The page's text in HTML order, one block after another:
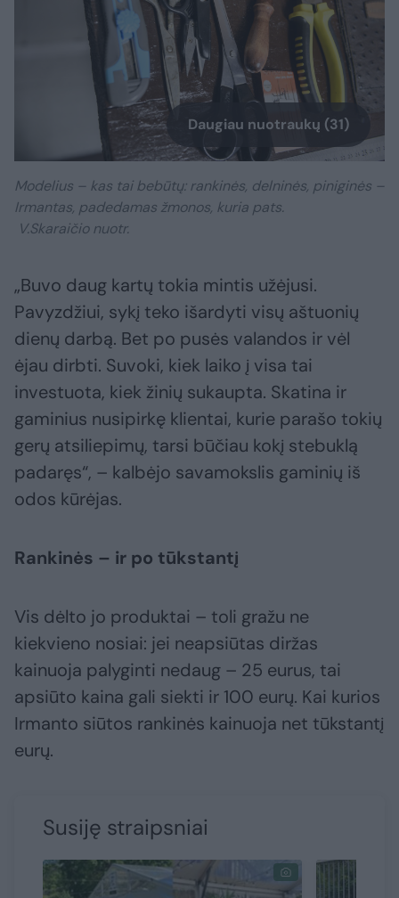
Daugiau nuotraukų (31)
Modelius – kas tai bebūtų: rankinės, delninės, piniginės –
Irmantas, padedamas žmonos, kuria pats.
V.Skaraičio nuotr.
„Buvo daug kartų tokia mintis užėjusi.
Pavyzdžiui, sykį teko išardyti visų aštuonių
dienų darbą. Bet po pusės valandos ir vėl
ėjau dirbti. Suvoki, kiek laiko į visa tai
investuota, kiek žinių sukaupta. Skatina ir
gaminius nusipirkę klientai, kurie parašo tokių
gerų atsiliepimų, tarsi būčiau kokį stebuklą
padaręs“, – kalbėjo savamokslis gaminių iš
odos kūrėjas.
Rankinės – ir po tūkstantį
Vis dėlto jo produktai – toli gražu ne
kiekvieno nosiai: jei neapsiūtas diržas
kainuoja palyginti nedaug – 25 eurus, tai
apsiūto kaina gali siekti ir 100 eurų. Kai kurios
Irmanto siūtos rankinės kainuoja net tūkstantį
eurų.
Susiję straipsniai